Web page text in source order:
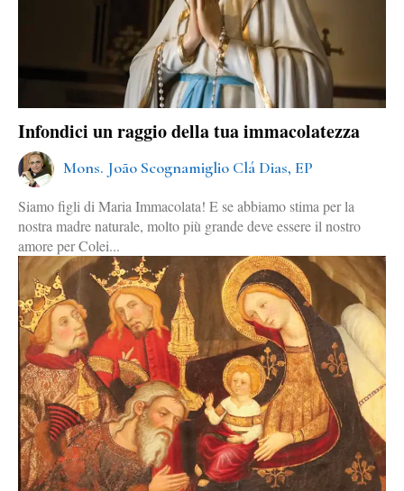
Infondici un raggio della tua immacolatezza
Mons. João Scognamiglio Clá Dias, EP
Siamo figli di Maria Immacolata! E se abbiamo stima per la
nostra madre naturale, molto più grande deve essere il nostro
amore per Colei...